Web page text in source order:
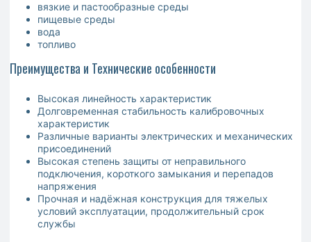
вязкие и пастообразные среды
пищевые среды
вода
топливо
Преимущества и Технические особенности
Высокая линейность характеристик
Долговременная стабильность калибровочных
характеристик
Различные варианты электрических и механических
присоединений
Высокая степень защиты от неправильного
подключения, короткого замыкания и перепадов
напряжения
Прочная и надёжная конструкция для тяжелых
условий эксплуатации, продолжительный срок
службы